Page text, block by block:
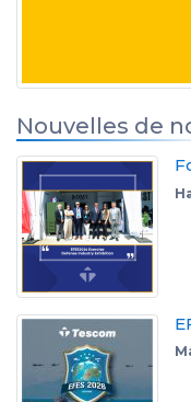
Nouvelles de